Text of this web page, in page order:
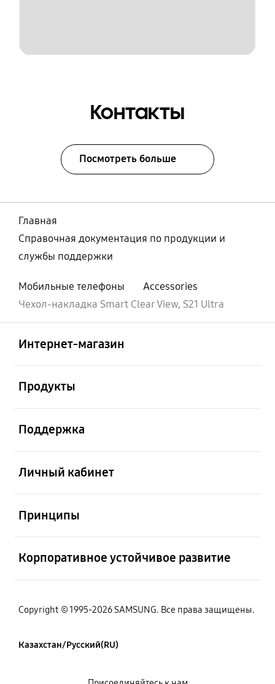
Контакты
Посмотреть больше
Главная
Справочная документация по продукции и
службы поддержки
Мобильные телефоны
Accessories
Чехол-накладка Smart Clear View, S21 Ultra
Интернет-магазин
Продукты
Поддержка
Личный кабинет
Принципы
Корпоративное устойчивое развитие
Copyright © 1995-2026 SAMSUNG. Все права защищены.
Казахстан/Русский(RU)